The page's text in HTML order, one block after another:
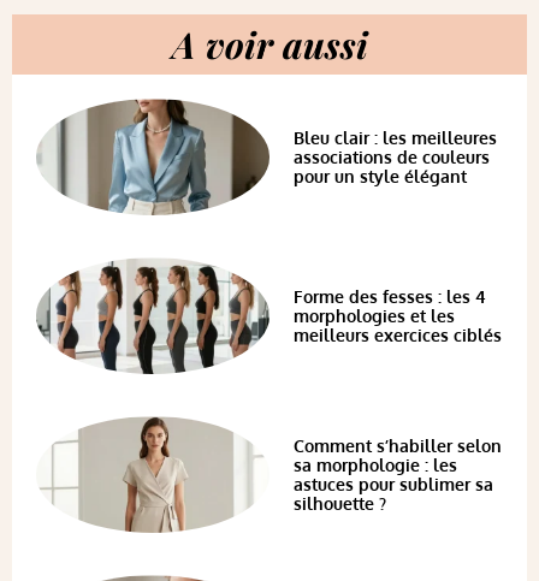
A voir aussi
Bleu clair : les meilleures
associations de couleurs
pour un style élégant
Forme des fesses : les 4
morphologies et les
meilleurs exercices ciblés
Comment s’habiller selon
sa morphologie : les
astuces pour sublimer sa
silhouette ?